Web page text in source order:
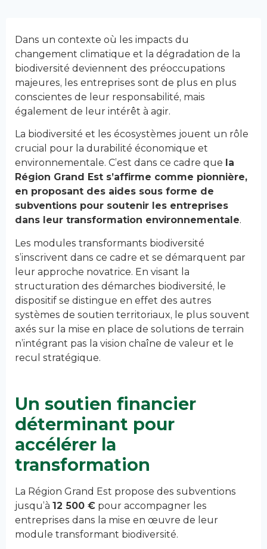
Dans un contexte où les impacts du
changement climatique et la dégradation de la
biodiversité deviennent des préoccupations
majeures, les entreprises sont de plus en plus
conscientes de leur responsabilité, mais
également de leur intérêt à agir.
La biodiversité et les écosystèmes jouent un rôle
crucial pour la durabilité économique et
environnementale. C’est dans ce cadre que la
Région Grand Est s’affirme comme pionnière,
en proposant des aides sous forme de
subventions pour soutenir les entreprises
dans leur transformation environnementale.
Les modules transformants biodiversité
s’inscrivent dans ce cadre et se démarquent par
leur approche novatrice. En visant la
structuration des démarches biodiversité, le
dispositif se distingue en effet des autres
systèmes de soutien territoriaux, le plus souvent
axés sur la mise en place de solutions de terrain
n’intégrant pas la vision chaîne de valeur et le
recul stratégique.
Un soutien financier
déterminant pour
accélérer la
transformation
La Région Grand Est propose des subventions
jusqu’à 12 500 € pour accompagner les
entreprises dans la mise en œuvre de leur
module transformant biodiversité.